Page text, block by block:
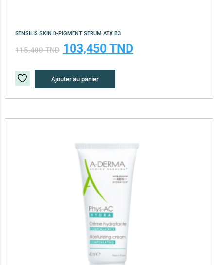
SENSILIS SKIN D-PIGMENT SERUM ATX B3
115,400TND 103,450 TND
Ajouter au panier